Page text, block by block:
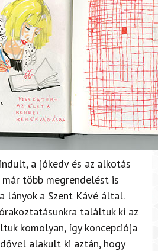
a jókedv és az alkotás
több megrendelést is
lányok a Szent Kávé által.
találtuk ki az
komolyan, így koncepciója
alakult ki aztán, hogy